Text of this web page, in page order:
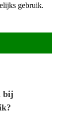
gebruik.​
bij